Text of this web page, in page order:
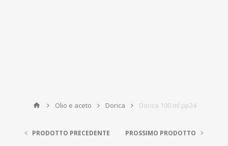
Olio e aceto Dorica Dorica 100 ml pp24
PRODOTTO PRECEDENTE PROSSIMO PRODOTTO